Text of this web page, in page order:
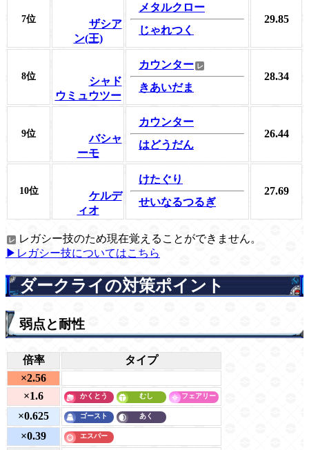
7位
ザシア
ン(王)
メタルクロー
じゃれつく
29.85
8位
シャド
ウミュウツー
カウンター
きあいだま
28.34
9位
バシャ
ーモ
カウンター
はどうだん
26.44
10位
ケルデ
ィオ
けたぐり
せいなるつるぎ
27.69
レガシー技のため現在覚えることができません。
▶レガシー技についてはこちら
ダークライの対策ポイント
弱点と耐性
倍率
タイプ
×2.56
×1.6
×0.625
×0.39